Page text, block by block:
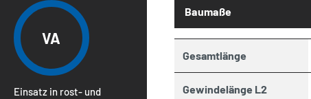
VA
Einsatz in rost- und
Baumaße
Gesamtlänge
Gewindelänge L2